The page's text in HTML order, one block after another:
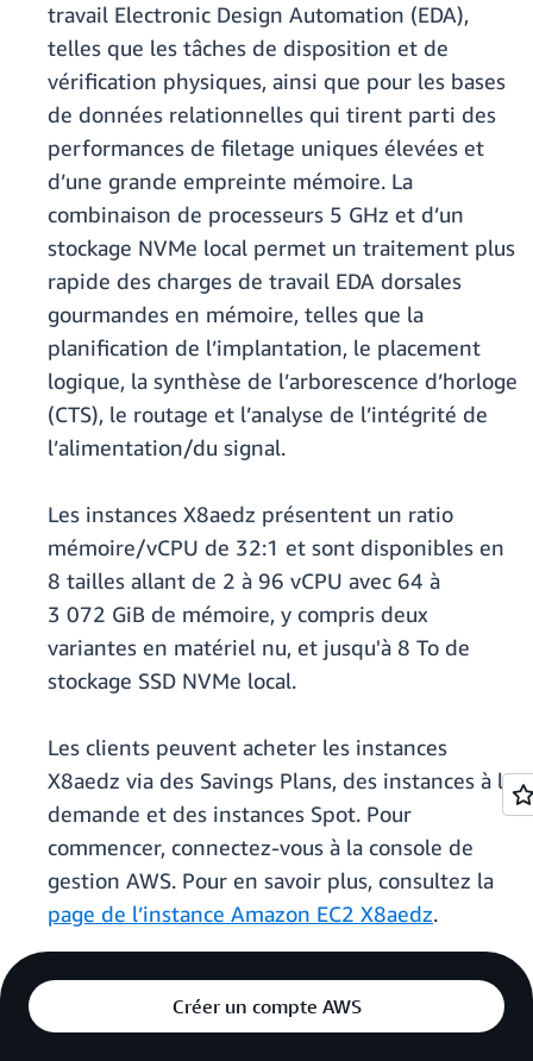
travail Electronic Design Automation (EDA),
telles que les tâches de disposition et de
vérification physiques, ainsi que pour les bases
de données relationnelles qui tirent parti des
performances de filetage uniques élevées et
d’une grande empreinte mémoire. La
combinaison de processeurs 5 GHz et d’un
stockage NVMe local permet un traitement plus
rapide des charges de travail EDA dorsales
gourmandes en mémoire, telles que la
planification de l’implantation, le placement
logique, la synthèse de l’arborescence d’horloge
(CTS), le routage et l’analyse de l’intégrité de
l’alimentation/du signal.
Les instances X8aedz présentent un ratio
mémoire/vCPU de 32:1 et sont disponibles en
8 tailles allant de 2 à 96 vCPU avec 64 à
3 072 GiB de mémoire, y compris deux
variantes en matériel nu, et jusqu'à 8 To de
stockage SSD NVMe local.
Les clients peuvent acheter les instances
X8aedz via des Savings Plans, des instances à la
demande et des instances Spot. Pour
commencer, connectez-vous à la console de
gestion AWS. Pour en savoir plus, consultez la
page de l’instance Amazon EC2 X8aedz.
Créer un compte AWS